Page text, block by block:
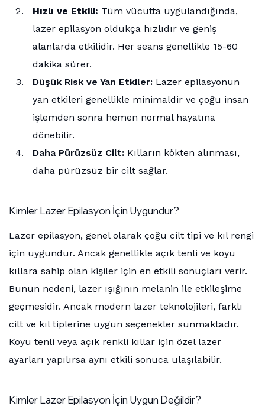
Hızlı ve Etkili: Tüm vücutta uygulandığında,
lazer epilasyon oldukça hızlıdır ve geniş
alanlarda etkilidir. Her seans genellikle 15-60
dakika sürer.
Düşük Risk ve Yan Etkiler: Lazer epilasyonun
yan etkileri genellikle minimaldir ve çoğu insan
işlemden sonra hemen normal hayatına
dönebilir.
Daha Pürüzsüz Cilt: Kılların kökten alınması,
daha pürüzsüz bir cilt sağlar.
Kimler Lazer Epilasyon İçin Uygundur?
Lazer epilasyon, genel olarak çoğu cilt tipi ve kıl rengi
için uygundur. Ancak genellikle açık tenli ve koyu
kıllara sahip olan kişiler için en etkili sonuçları verir.
Bunun nedeni, lazer ışığının melanin ile etkileşime
geçmesidir. Ancak modern lazer teknolojileri, farklı
cilt ve kıl tiplerine uygun seçenekler sunmaktadır.
Koyu tenli veya açık renkli kıllar için özel lazer
ayarları yapılırsa aynı etkili sonuca ulaşılabilir.
Kimler Lazer Epilasyon İçin Uygun Değildir?